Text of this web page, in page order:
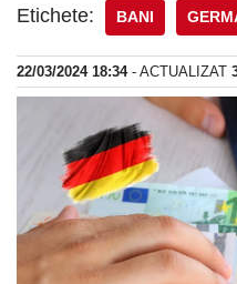
Etichete: BANI
22/03/2024 18:34- ACTUALIZAT